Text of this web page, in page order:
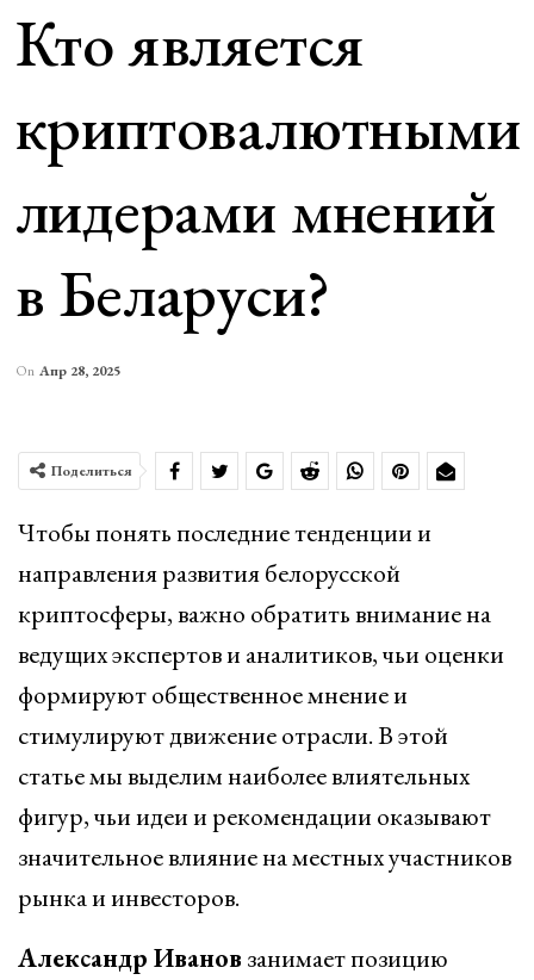
Кто является
криптовалютными
лидерами мнений
в Беларуси?
On Апр 28, 2025
Поделиться
Чтобы понять последние тенденции и
направления развития белорусской
криптосферы, важно обратить внимание на
ведущих экспертов и аналитиков, чьи оценки
формируют общественное мнение и
стимулируют движение отрасли. В этой
статье мы выделим наиболее влиятельных
фигур, чьи идеи и рекомендации оказывают
значительное влияние на местных участников
рынка и инвесторов.
Александр Иванов занимает позицию